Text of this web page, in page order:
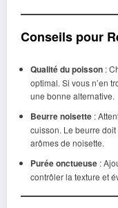
Conseils pour
Qualité du poisson:
optimal. Si vous n’en
une bonne alternative.
Beurre noisette:
cuisson. Le beurre
arômes de noisette.
Purée onctueuse:
contrôler la texture et